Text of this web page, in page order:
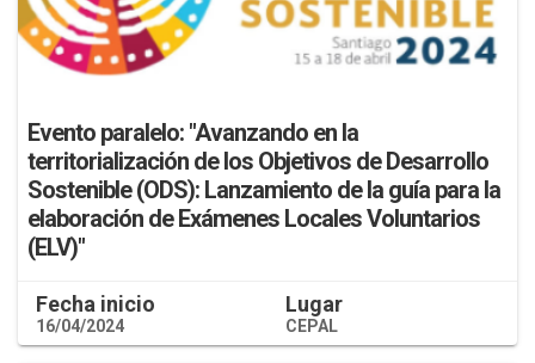
Evento paralelo: "Avanzando en la
territorialización de los Objetivos de Desarrollo
Sostenible (ODS): Lanzamiento de la guía para la
elaboración de Exámenes Locales Voluntarios
(ELV)"
Fecha inicio
16/04/2024
Lugar
CEPAL